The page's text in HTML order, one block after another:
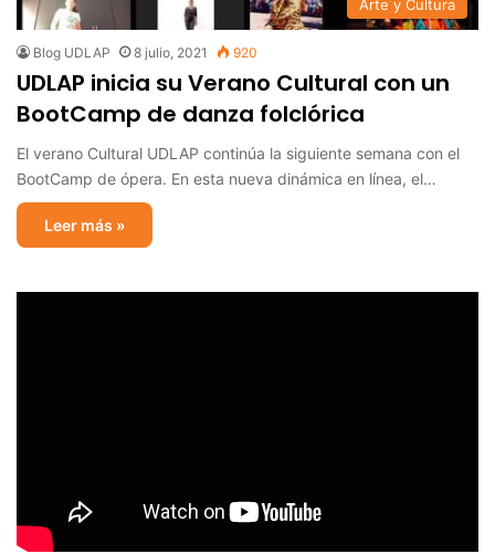
Arte y Cultura
Blog UDLAP 8 julio, 2021 920
UDLAP inicia su Verano Cultural con un
BootCamp de danza folclórica
El verano Cultural UDLAP continúa la siguiente semana con el
BootCamp de ópera. En esta nueva dinámica en línea, el…
Leer más »